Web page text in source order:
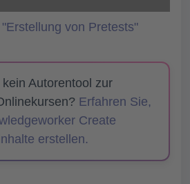
von Pretests"
Autorentool zur
Erfahren Sie,
Create
erstellen.